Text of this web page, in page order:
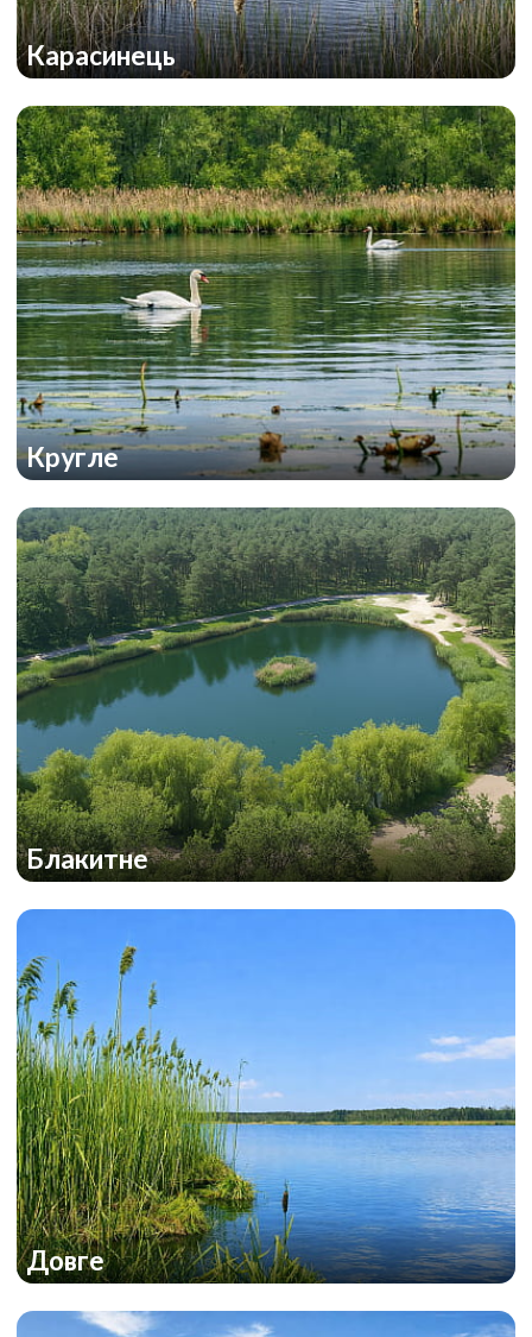
Карасинець
Кругле
Блакитне
Довге